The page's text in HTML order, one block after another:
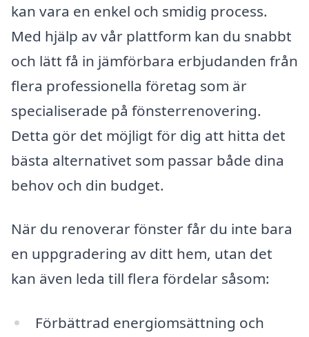
kan vara en enkel och smidig process.
Med hjälp av vår plattform kan du snabbt
och lätt få in jämförbara erbjudanden från
flera professionella företag som är
specialiserade på fönsterrenovering.
Detta gör det möjligt för dig att hitta det
bästa alternativet som passar både dina
behov och din budget.
När du renoverar fönster får du inte bara
en uppgradering av ditt hem, utan det
kan även leda till flera fördelar såsom:
Förbättrad energiomsättning och